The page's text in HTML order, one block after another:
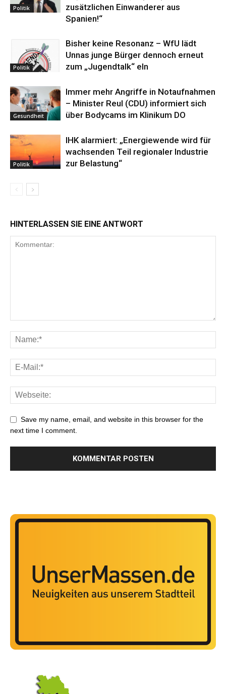
Politik
zusätzlichen Einwanderer aus
Spanien!“
Politik
Bisher keine Resonanz – WfU lädt
Unnas junge Bürger dennoch erneut
zum „Jugendtalk“ eln
Gesundheit
Immer mehr Angriffe in Notaufnahmen
– Minister Reul (CDU) informiert sich
über Bodycams im Klinikum DO
Politik
IHK alarmiert: „Energiewende wird für
wachsenden Teil regionaler Industrie
zur Belastung“
HINTERLASSEN SIE EINE ANTWORT
Save my name, email, and website in this browser for the
next time I comment.